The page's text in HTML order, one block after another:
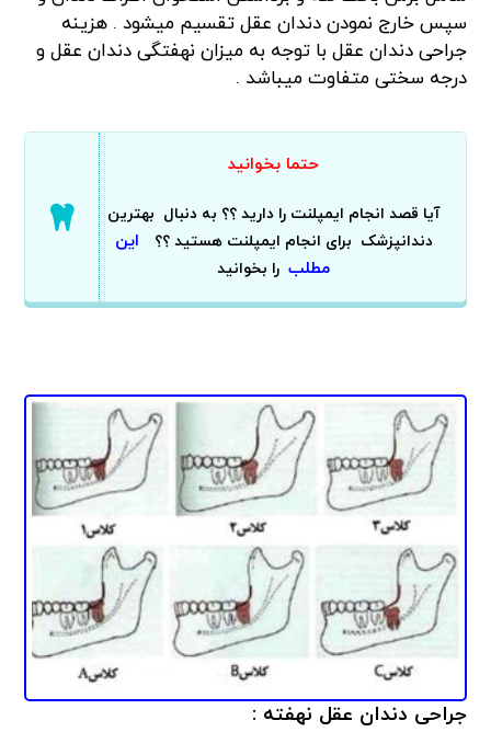
سپس خارج نمودن دندان عقل تقسیم میشود . هزینه
جراحی دندان عقل با توجه به میزان نهفتگی دندان عقل و
درجه سختی متفاوت میباشد .
حتما بخوانید
آیا قصد انجام ایمپلنت را دارید ؟؟ به دنبال بهترین
دندانپزشک برای انجام ایمپلنت هستید ؟؟
این
مطلب را بخوانید
جراحی دندان عقل نهفته :